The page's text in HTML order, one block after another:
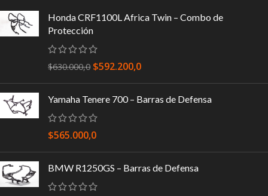
Honda CRF1100L Africa Twin – Combo de
Protección
$630.000,0 $592.200,0
Yamaha Tenere 700 – Barras de Defensa
$565.000,0
BMW R1250GS – Barras de Defensa